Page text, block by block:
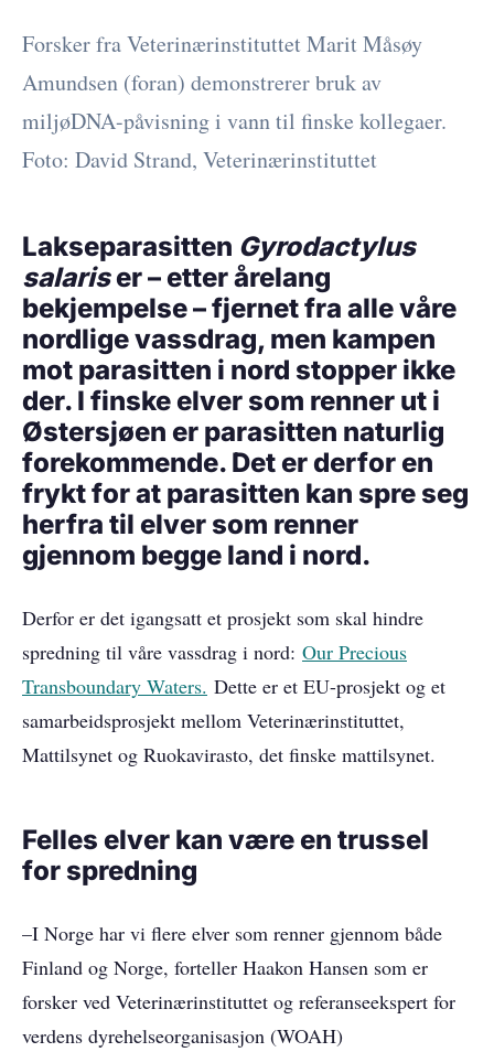
Forsker fra Veterinærinstituttet Marit Måsøy
Amundsen (foran) demonstrerer bruk av
miljøDNA-påvisning i vann til finske kollegaer.
Foto: David Strand, Veterinærinstituttet
Lakseparasitten Gyrodactylus
salariser – etter årelang
bekjempelse – fjernet fra alle våre
nordlige vassdrag, men kampen
mot parasitten i nord stopper ikke
der. I finske elver som renner ut i
Østersjøen er parasitten naturlig
forekommende. Det er derfor en
frykt for at parasitten kan spre seg
herfra til elver som renner
gjennom begge land i nord.
Derfor er det igangsatt et prosjekt som skal hindre
spredning til våre vassdrag i nord: Our Precious
Transboundary Waters. Dette er et EU-prosjekt og et
samarbeidsprosjekt mellom Veterinærinstituttet,
Mattilsynet og Ruokavirasto, det finske mattilsynet.
Felles elver kan være en trussel
for spredning
–I Norge har vi flere elver som renner gjennom både
Finland og Norge, forteller Haakon Hansen som er
forsker ved Veterinærinstituttet og referanseekspert for
verdens dyrehelseorganisasjon (WOAH)